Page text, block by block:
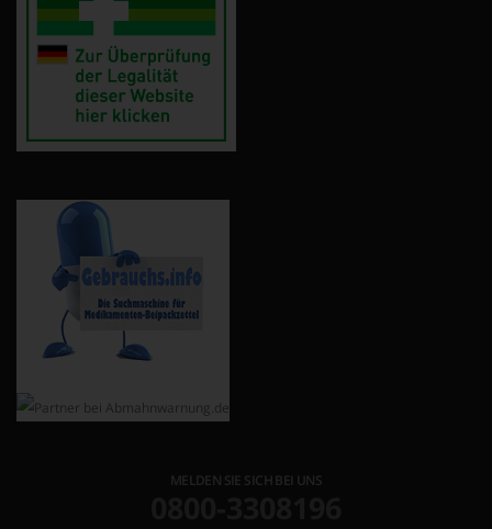
MELDEN SIE SICH BEI UNS